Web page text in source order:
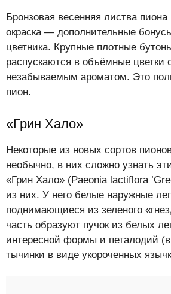
Бронзовая весенняя листва
окраска — дополнительные
цветника. Крупные плотные
распускаются в объёмные цветки
незабываемым ароматом. Это
пион.
«Грин Хало»
Некоторые из новых сортов
необычно, в них сложно узнать
«Грин Хало» (Paeonia lactiflora
из них. У него белые наружные
поднимающиеся из зеленого
часть образуют пучок из белых
интересной формы и петалодий
тычинки в виде укороченных